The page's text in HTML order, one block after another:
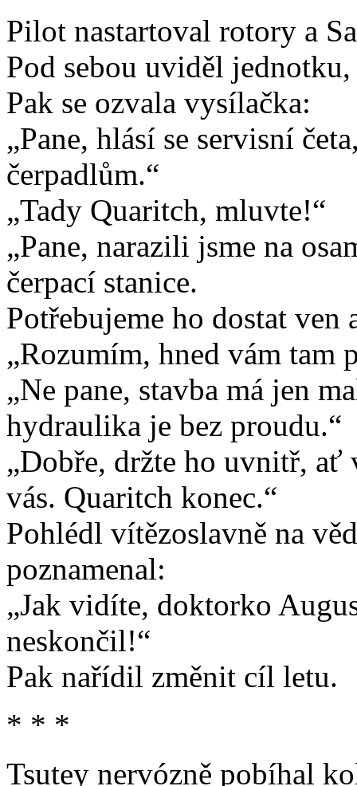
Pilot nastartoval rotory a
Pod sebou uviděl
Pak se ozvala vysílačka:
„Pane, hlásí se servisní
čerpadlům.“
„Tady Quaritch, mluvte!“
„Pane, narazili jsme na
čerpací stanice.
Potřebujeme ho dostat ven
„Rozumím, hned vám tam
„Ne pane, stavba má jen
hydraulika je bez proudu.“
„Dobře, držte ho uvnitř, ať
vás. Quaritch konec.“
Pohlédl vítězoslavně na
poznamenal:
„Jak vidíte, doktorko
neskončil!“
Pak nařídil změnit cíl letu.
* * *
Tsutey nervózně pobíhal